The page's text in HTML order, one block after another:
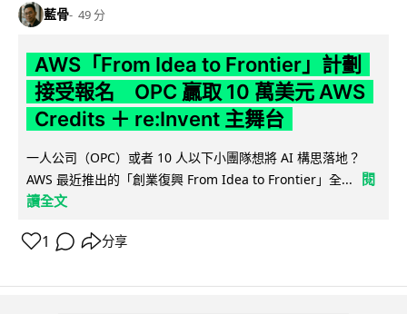
藍骨 49 分
AWS「From Idea to Frontier」計劃
接受報名 OPC 贏取 10 萬美元 AWS
Credits ＋ re:Invent 主舞台
一人公司（OPC）或者 10 人以下小團隊想將 AI 構思落地？
AWS 最近推出的「創業復興 From Idea to Frontier」全...
閱
讀全文
1 分享